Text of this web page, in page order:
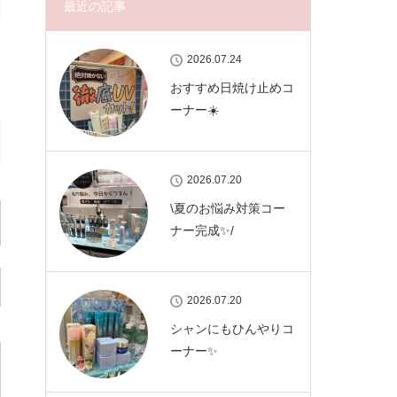
最近の記事
2026.07.24
おすすめ日焼け止めコ
ーナー☀️
2026.07.20
\夏のお悩み対策コー
ナー完成✨/
2026.07.20
シャンにもひんやりコ
ーナー✨